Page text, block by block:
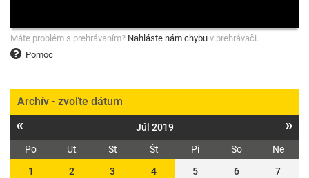
Pomoc
Máte problém s prehrávaním? Nahláste nám chybu v prehrávači.
Archív - zvoľte dátum
« Júl 2019 »
Po Ut St Št Pi So
Ne
1
2 3 4 5 6 7